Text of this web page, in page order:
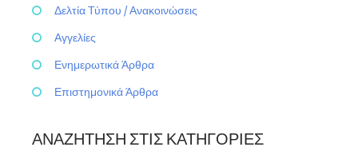
Δελτία Τύπου / Ανακοινώσεις
Αγγελίες
Ενημερωτικά Άρθρα
Επιστημονικά Άρθρα
ΑΝΑΖΉΤΗΣΗ ΣΤΙΣ ΚΑΤΗΓΟΡΊΕΣ